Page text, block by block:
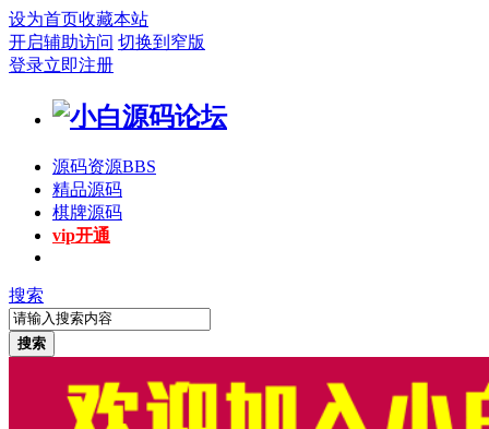
设为首页收藏本站
开启辅助访问 切换到窄版
登录立即注册
源码资源BBS
精品源码
棋牌源码
vip开通
搜索
搜索